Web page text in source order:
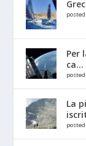
Per
ca...
La
posted